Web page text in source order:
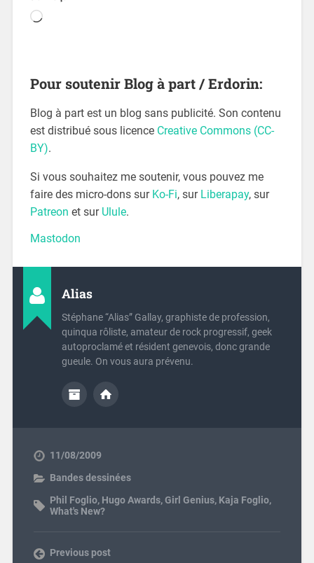
Pour soutenir Blog à part / Erdorin:
Blog à part est un blog sans publicité. Son contenu
est distribué sous licence Creative Commons (CC-
BY).
Si vous souhaitez me soutenir, vous pouvez me
faire des micro-dons sur Ko-Fi, sur Liberapay, sur
Patreon et sur Ulule.
Mastodon
Alias
Stéphane “Alias” Gallay, graphiste de profession,
quinqua rôliste, amateur de rock progressif, geek
autoproclamé et résident genevois, donc grande
gueule. On vous aura prévenu.
11/08/2009
Bandes dessinées
Phil Foglio, Hugo Awards,Girl Genius, Kaja Foglio,
What's New?
Previous post